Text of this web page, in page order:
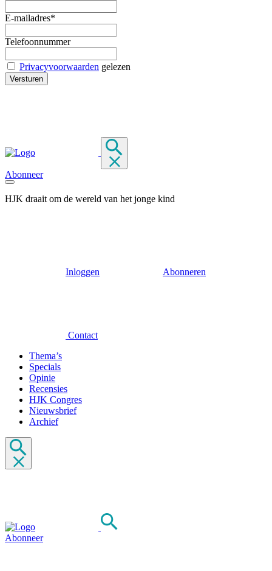
E-mailadres*
Telefoonnummer
Privacyvoorwaarden gelezen
Abonneer
HJK draait om de wereld van het jonge kind
Inloggen Abonneren
Contact
Thema’s
Specials
Opinie
Recensies
HJK Congres
Nieuwsbrief
Archief
Abonneer